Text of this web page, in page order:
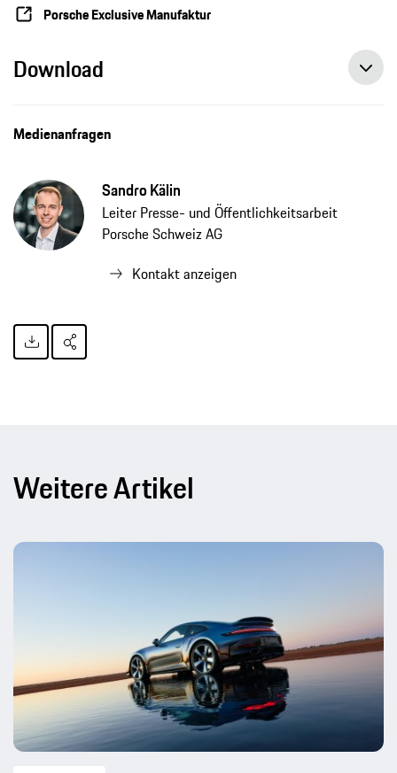
Porsche Exclusive Manufaktur
Download
Medienanfragen
Sandro Kälin
Leiter Presse- und Öffentlichkeitsarbeit
Porsche Schweiz AG
Kontakt anzeigen
Weitere Artikel